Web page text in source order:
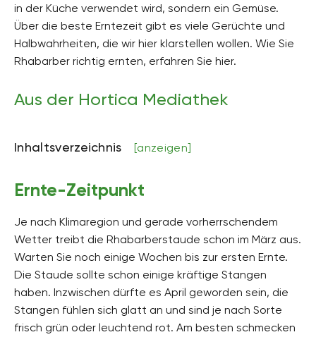
in der Küche verwendet wird, sondern ein Gemüse.
Über die beste Erntezeit gibt es viele Gerüchte und
Halbwahrheiten, die wir hier klarstellen wollen. Wie Sie
Rhabarber richtig ernten, erfahren Sie hier.
Aus der Hortica Mediathek
Inhaltsverzeichnis [anzeigen]
Ernte-Zeitpunkt
Je nach Klimaregion und gerade vorherrschendem
Wetter treibt die Rhabarberstaude schon im März aus.
Warten Sie noch einige Wochen bis zur ersten Ernte.
Die Staude sollte schon einige kräftige Stangen
haben. Inzwischen dürfte es April geworden sein, die
Stangen fühlen sich glatt an und sind je nach Sorte
frisch grün oder leuchtend rot. Am besten schmecken